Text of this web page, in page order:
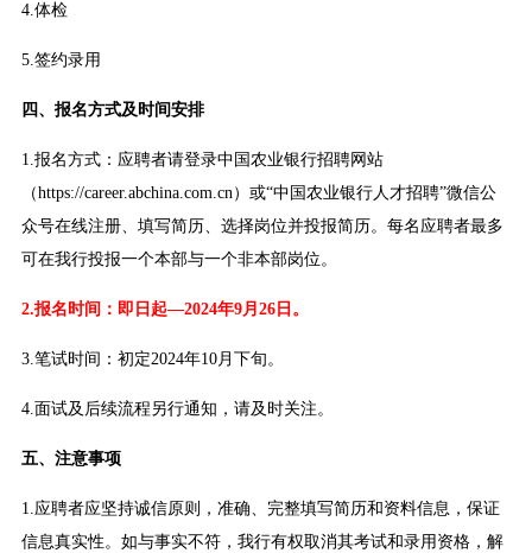
4.体检
5.签约录用
四、报名方式及时间安排
1.报名方式：应聘者请登录中国农业银行招聘网站
（https://career.abchina.com.cn）或“中国农业银行人才招聘”微信公
众号在线注册、填写简历、选择岗位并投报简历。每名应聘者最多
可在我行投报一个本部与一个非本部岗位。
2.报名时间：即日起—2024年9月26日。
3.笔试时间：初定2024年10月下旬。
4.面试及后续流程另行通知，请及时关注。
五、注意事项
1.应聘者应坚持诚信原则，准确、完整填写简历和资料信息，保证
信息真实性。如与事实不符，我行有权取消其考试和录用资格，解